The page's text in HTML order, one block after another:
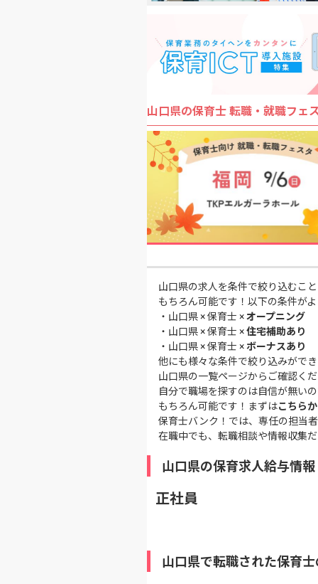
山口県の保育士 転職・就職フェ
山口県の求人を条件で絞り込むこ
もちろん可能です！以下の条件が
・ 山口県 × 保育士 ×オープニング
・ 山口県 × 保育士 ×住宅補助あり
・ 山口県 × 保育士 ×ボーナスあり
他にも様々な条件で絞り込みがで
山口県の一覧ページからご確認く
自分で職場を探すのは自信が無い
もちろん可能です！まずはこちら
保育士バンク！では、専任の担当
在職中でも、転職相談や情報収集
山口県の保育求人給与情報
正社員
山口県で転職された保育